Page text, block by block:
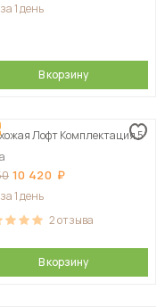
за 1 день
В корзину
Лофт Комплектация 5
10 420
за 1 день
2отзыва
В корзину